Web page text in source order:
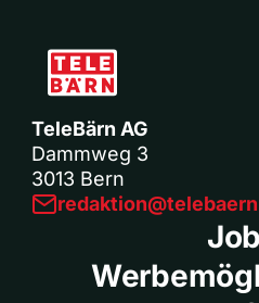
TeleBärn AG
Dammweg 3
3013 Bern